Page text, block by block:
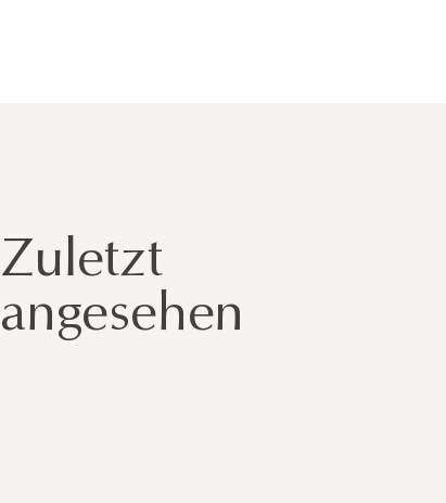
Zuletzt
angesehen